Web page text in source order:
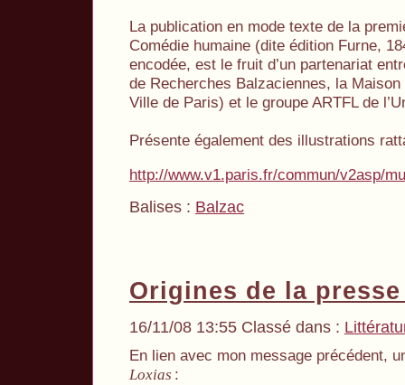
La publication en mode texte de la
Comédie humaine (dite édition Furne,
encodée, est le fruit d’un partenariat
de Recherches Balzaciennes, la
Ville de Paris) et le groupe ARTFL de
Présente également des illustrations
http://www.v1.paris.fr/commun/v2asp/
Balises : Balzac
Origines de la
16/11/08 13:55 Classé dans :
En lien avec mon message précédent,
Loxias :